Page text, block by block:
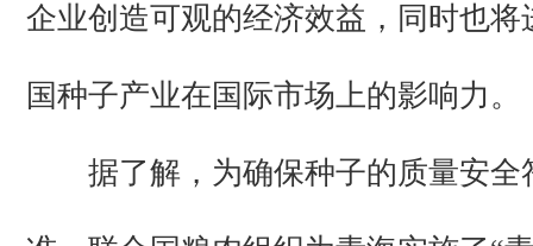
企业创造可观的经济效益，同时也将
国种子产业在国际市场上的影响力。
据了解，为确保种子的质量安全